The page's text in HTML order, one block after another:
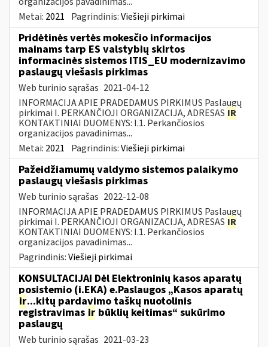
Metai: 2021 Pagrindinis:Viešieji pirkimai
Pridėtinės vertės mokesčio informacijos
mainams tarp ES valstybių skirtos
informacinės sistemos ITIS_EU modernizavimo
paslaugų viešasis pirkimas
Web turinio sąrašas 2021-04-12
INFORMACIJA APIE PRADEDAMUS PIRKIMUS Paslaugų
pirkimai I. PERKANČIOJI ORGANIZACIJA, ADRESAS IR
KONTAKTINIAI DUOMENYS: I.1. Perkančiosios
organizacijos pavadinimas...
Metai: 2021 Pagrindinis:Viešieji pirkimai
Pažeidžiamumų valdymo sistemos palaikymo
paslaugų viešasis pirkimas
Web turinio sąrašas 2022-12-08
INFORMACIJA APIE PRADEDAMUS PIRKIMUS Paslaugų
pirkimai I. PERKANČIOJI ORGANIZACIJA, ADRESAS IR
KONTAKTINIAI DUOMENYS: I.1. Perkančiosios
organizacijos pavadinimas...
Pagrindinis:Viešieji pirkimai
KONSULTACIJAI Dėl Elektroninių kasos aparatų
posistemio (i.EKA) e.Paslaugos „Kasos aparatų
ir...kitų pardavimo taškų nuotolinis
registravimas ir būklių keitimas“ sukūrimo
paslaugų
Web turinio sąrašas 2021-03-23